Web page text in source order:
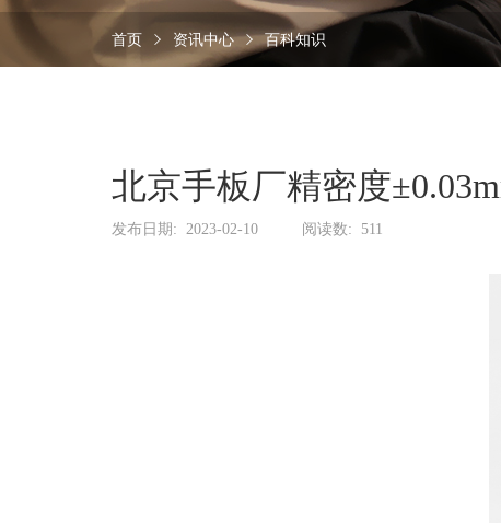
首页 资讯中心 百科知识
北京手板厂精密度
发布日期: 2023-02-10 阅读数: 511
密
施